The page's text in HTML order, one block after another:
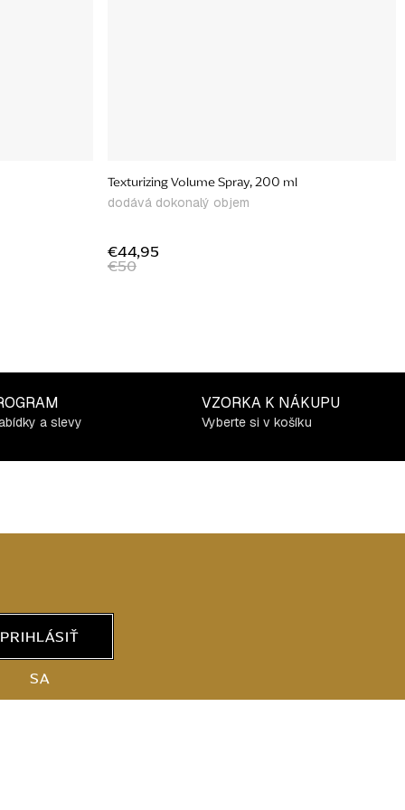
Texturizing Volume Spray, 200 ml
dodává dokonalý objem
€50
€44,95
a slevy
VZORKA K NÁKUPU
Vyberte si v košíku
PRIHLÁSIŤ
SA